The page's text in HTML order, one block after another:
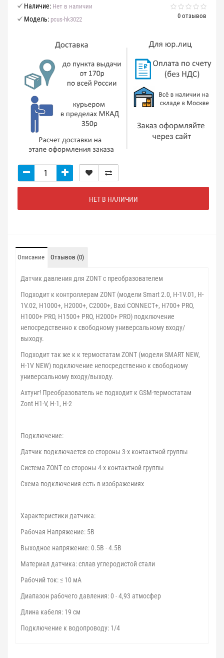
0 отзывов
Наличие: Нет в наличии
Модель: pcus-hk3022
НЕТ В НАЛИЧИИ
Описание Отзывов (0)
Датчик давления для ZONT с преобразователем
Подходит к контроллерам ZONT (модели Smart 2.0, H-1V.01, H-
1V.02, H1000+, H2000+, C2000+, Baxi CONNECT+, H700+ PRO,
H1000+ PRO, H1500+ PRO, H2000+ PRO) подключение
непосредственно к свободному универсальному входу/
выходу.
Подходит так же к к термостатам ZONT (модели SMART NEW,
H-1V NEW) подключение непосредственно к свободному
универсальному входу/выходу.
Ахтунг! Преобразователь не подходит к GSM-термостатам
Zont H1-V, H-1, H-2
Подключение:
Датчик подключается со стороны 3-х контактной группы
Система ZONT со стороны 4-х контактной группы
Схема подключения есть в изображениях
Характеристики датчика:
Рабочая Напряжение: 5В
Выходное напряжение: 0.5В - 4.5В
Материал датчика: сплав углеродистой стали
Рабочий ток: ≤ 10 мА
Диапазон рабочего давления: 0 - 4,93 атмосфер
Длина кабеля: 19 см
Подключение к водопроводу: 1/4